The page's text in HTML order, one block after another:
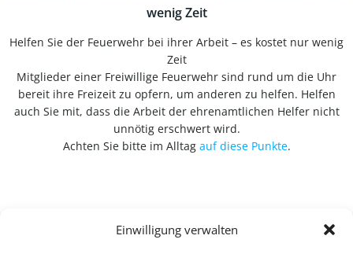
Einwilligung verwalten
wenig Zeit
Helfen Sie der Feuerwehr bei ihrer Arbeit – es kostet nur wenig
Zeit
Mitglieder einer Freiwillige Feuerwehr sind rund um die Uhr
bereit ihre Freizeit zu opfern, um anderen zu helfen. Helfen
auch Sie mit, dass die Arbeit der ehrenamtlichen Helfer nicht
unnötig erschwert wird.
Achten Sie bitte im Alltag auf diese Punkte.